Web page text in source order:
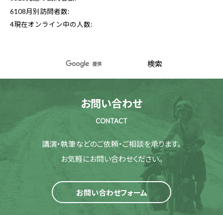
6108月別訪問者数:
4現在オンライン中の人数:
お問い合わせ
CONTACT
講演・執筆などのご依頼・ご相談を承ります。
お気軽にお問い合わせください。
お問い合わせフォーム